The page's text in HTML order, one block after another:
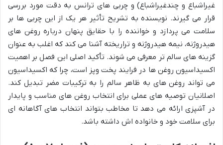
غیراشباع و چندغیراشباع) و چربی های ترانس به دقت مورد بررسی
قرار می گیرند. نویسنده به تشریح تأثیر هر یک از این چربی ها بر
سلامت می پردازد و خواننده را با حقایق پنهان درباره روغن های
هیدروژنه، نیمه هیدروژنه و تراریخته آشنا می کند که اغلب به عنوان
گزینه های سالم تر معرفی می شوند. تأکید اصلی این فصل بر اهمیت
اکسیداسیون روغن ها در فرایند پخت وپز است، چرا که اکسیداسیون
می تواند روغن های به ظاهر سالم را به ترکیبات مضر تبدیل کند.
اصلانیان توصیه های عملی برای انتخاب روغن های مناسب و پایدار
در آشپزی ارائه می دهد تا مخاطب بتواند انتخاب های آگاهانه ای
برای سلامت خود و خانواده اش داشته باشد.